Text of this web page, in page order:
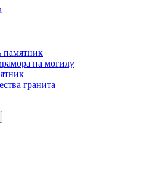
памятник
на могилу
гранита